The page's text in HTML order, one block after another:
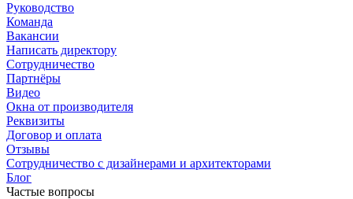
Руководство
Команда
Вакансии
Написать директору
Сотрудничество
Партнёры
Видео
Окна от производителя
Реквизиты
Договор и оплата
Отзывы
Сотрудничество с дизайнерами и архитекторами
Блог
Частые вопросы